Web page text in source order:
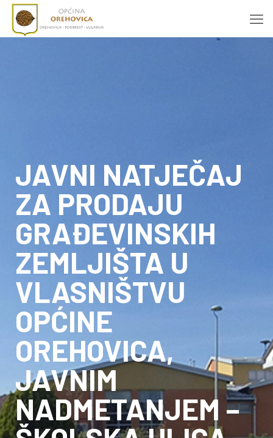
JAVNI NATJEČAJ
ZA PRODAJU
GRAĐEVINSKIH
ZEMLJIŠTA U
VLASNIŠTVU
OPĆINE
OREHOVICA,
JAVNIM
NADMETANJEM –